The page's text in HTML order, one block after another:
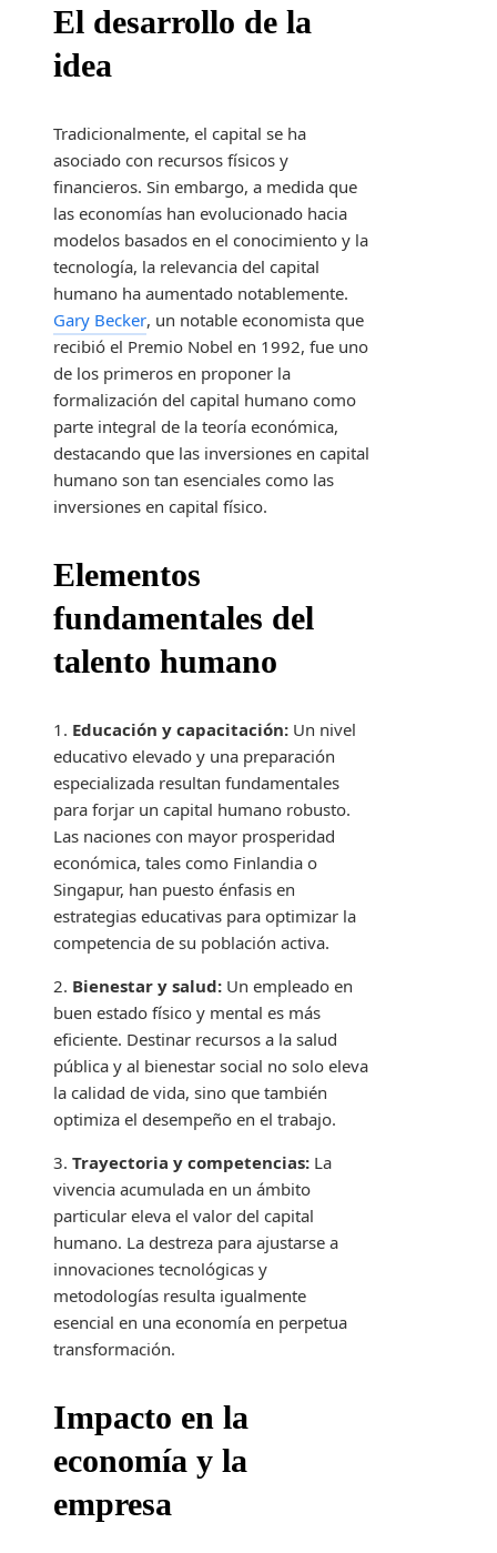
El desarrollo de la
idea
Tradicionalmente, el capital se ha
asociado con recursos físicos y
financieros. Sin embargo, a medida que
las economías han evolucionado hacia
modelos basados en el conocimiento y la
tecnología, la relevancia del capital
humano ha aumentado notablemente.
Gary Becker, un notable economista que
recibió el Premio Nobel en 1992, fue uno
de los primeros en proponer la
formalización del capital humano como
parte integral de la teoría económica,
destacando que las inversiones en capital
humano son tan esenciales como las
inversiones en capital físico.
Elementos
fundamentales del
talento humano
1. Educación y capacitación: Un nivel
educativo elevado y una preparación
especializada resultan fundamentales
para forjar un capital humano robusto.
Las naciones con mayor prosperidad
económica, tales como Finlandia o
Singapur, han puesto énfasis en
estrategias educativas para optimizar la
competencia de su población activa.
2. Bienestar y salud: Un empleado en
buen estado físico y mental es más
eficiente. Destinar recursos a la salud
pública y al bienestar social no solo eleva
la calidad de vida, sino que también
optimiza el desempeño en el trabajo.
3. Trayectoria y competencias: La
vivencia acumulada en un ámbito
particular eleva el valor del capital
humano. La destreza para ajustarse a
innovaciones tecnológicas y
metodologías resulta igualmente
esencial en una economía en perpetua
transformación.
Impacto en la
economía y la
empresa